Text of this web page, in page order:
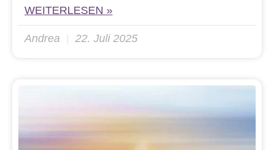
WEITERLESEN »
Andrea 22. Juli 2025